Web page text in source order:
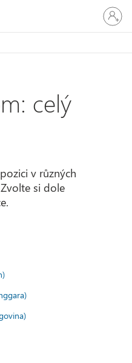
se
ke
účtu
celý
v různých
si dole